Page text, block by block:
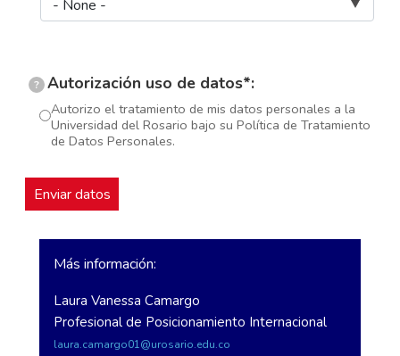
? Autorización uso de datos*:
Autorizo el tratamiento de mis datos personales a la
Universidad del Rosario bajo su Política de Tratamiento
de Datos Personales.
Más información:
Laura Vanessa Camargo
Profesional de Posicionamiento Internacional
laura.camargo01@urosario.edu.co